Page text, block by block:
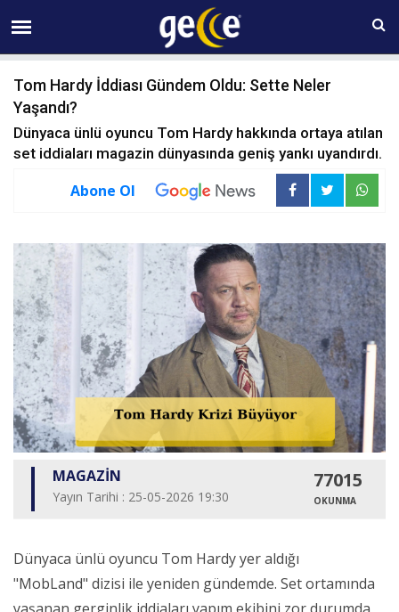
07 AĞUSTOS Cuma 19:11
Tom Hardy İddiası Gündem Oldu: Sette Neler
Yaşandı?
Dünyaca ünlü oyuncu Tom Hardy hakkında ortaya atılan
set iddiaları magazin dünyasında geniş yankı uyandırdı.
Abone Ol
MAGAZİN
Yayın Tarihi : 25-05-2026 19:30
77015
OKUNMA
Dünyaca ünlü oyuncu Tom Hardy yer aldığı
"MobLand" dizisi ile yeniden gündemde. Set ortamında